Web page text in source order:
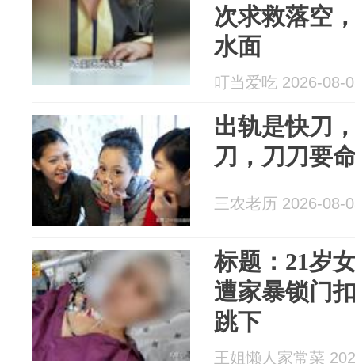
次求救落空
水面
叮当爱吃 2026-08-
出轨是快刀
刀，刀刀要
三农老历 2026-08-
标题：21岁
遭家暴锁门
跳下
王姐懒人家常菜